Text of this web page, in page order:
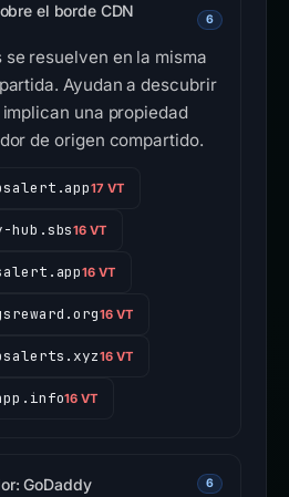
el borde CDN
6
se resuelven en la misma
Ayudan a descubrir
una propiedad
de origen compartido.
17 VT
hub.sbs16 VT
16 VT
16 VT
16 VT
16 VT
GoDaddy 6